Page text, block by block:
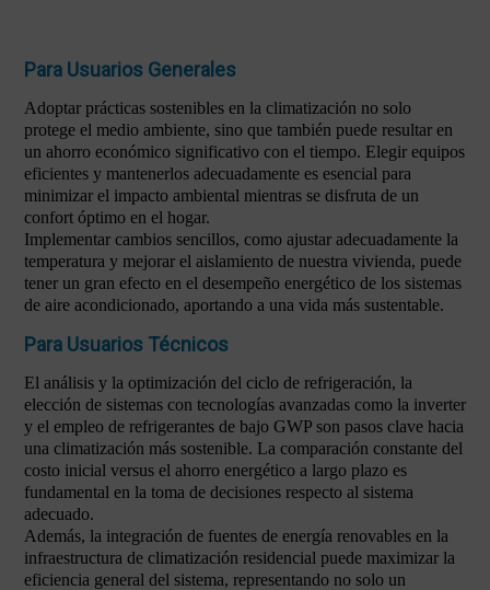
Para Usuarios Generales
Adoptar prácticas sostenibles en la climatización no solo
protege el medio ambiente, sino que también puede resultar en
un ahorro económico significativo con el tiempo. Elegir equipos
eficientes y mantenerlos adecuadamente es esencial para
minimizar el impacto ambiental mientras se disfruta de un
confort óptimo en el hogar.
Implementar cambios sencillos, como ajustar adecuadamente la
temperatura y mejorar el aislamiento de nuestra vivienda, puede
tener un gran efecto en el desempeño energético de los sistemas
de aire acondicionado, aportando a una vida más sustentable.
Para Usuarios Técnicos
El análisis y la optimización del ciclo de refrigeración, la
elección de sistemas con tecnologías avanzadas como la inverter
y el empleo de refrigerantes de bajo GWP son pasos clave hacia
una climatización más sostenible. La comparación constante del
costo inicial versus el ahorro energético a largo plazo es
fundamental en la toma de decisiones respecto al sistema
adecuado.
Además, la integración de fuentes de energía renovables en la
infraestructura de climatización residencial puede maximizar la
eficiencia general del sistema, representando no solo un